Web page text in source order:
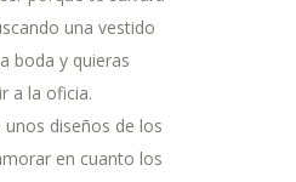
una vestido
boda y quieras
a la oficia.
diseños de los
en cuanto los